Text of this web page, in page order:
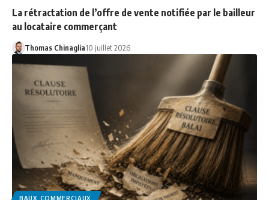
La rétractation de l’offre de vente notifiée par le bailleur
au locataire commerçant
Thomas Chinaglia10 juillet 2026
BAUX COMMERCIAUX